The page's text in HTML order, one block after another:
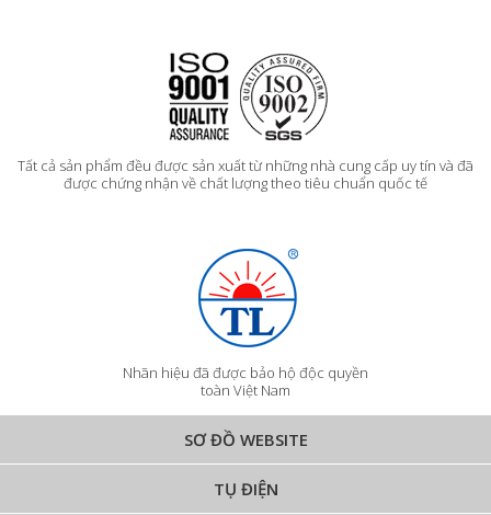
Tất cả sản phẩm đều được sản xuất từ những nhà cung cấp uy tín và đã
được chứng nhận về chất lượng theo tiêu chuẩn quốc tế
Nhãn hiệu đã được bảo hộ độc quyền
toàn Việt Nam
SƠ ĐỒ WEBSITE
TỤ ĐIỆN